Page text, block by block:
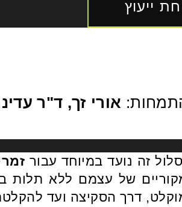
ייעוץ
אורי זך, ד"ר
זה נועד במיוחד עבור
של עצמם ללא תלות
דרך הסקיצה ועד